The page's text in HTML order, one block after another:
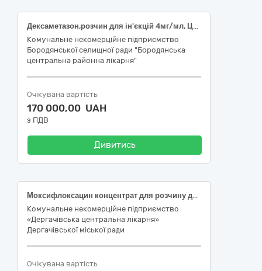
Дексаметазон,розчин для ін'єкцій 4мг/мл, Цефтриаксон,порошок для ін'єкцій по 1 г, Аміодарон, розчин для ін’єкцій, 50 мг/мл, по 3 мл, Декскетопрофен розчин для ін'єкцій 25 мг/ мл по 2 мл, Галоперидол, розчин для ін'єкцій, 5 мг/мл, по 1 мл, Фуросемід, розчин для ін'єкцій, 10мг/мл, по 2 мл, Повідон-йод, розчин для зовнішнього застосування, 10 %, по 100 мл, Перекис водню, розчин, 3%, по 200 мл, Рінгера розчин для інфузій 250 мл
Комунальне некомерційне підприємство
Бородянської селищної ради "Бородянська
центральна районна лікарня"
Очікувана вартість
170 000,00 UAH
з ПДВ
Дивитись
Моксифлоксацин концентрат для розчину для інфузій 20 мг/мл 20 мл флакон
Комунальне некомерційне підприємство
«Дергачівська центральна лікарня»
Дергачівської міської ради
Очікувана вартість